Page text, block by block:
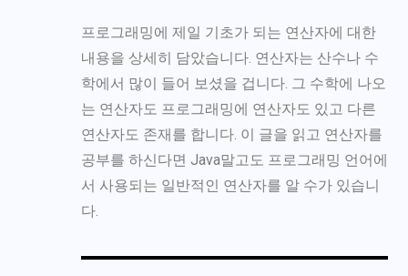
프로그래밍에 제일 기초가 되는 연산자에 대한
내용을 상세히 담았습니다. 연산자는 산수나 수
학에서 많이 들어 보셨을 겁니다. 그 수학에 나오
는 연산자도 프로그래밍에 연산자도 있고 다른
연산자도 존재를 합니다. 이 글을 읽고 연산자를
공부를 하신다면 Java말고도 프로그래밍 언어에
서 사용되는 일반적인 연산자를 알 수가 있습니
다.